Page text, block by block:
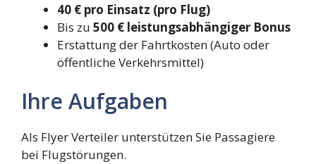
40 € pro Einsatz (pro Flug)
Bis zu 500 € leistungsabhängiger Bonus
Erstattung der Fahrtkosten (Auto oder
öffentliche Verkehrsmittel)
Ihre Aufgaben
Als Flyer Verteiler unterstützen Sie Passagiere
bei Flugstörungen.